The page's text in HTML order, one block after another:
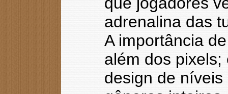
adrenalina das
A importância
além dos
design de